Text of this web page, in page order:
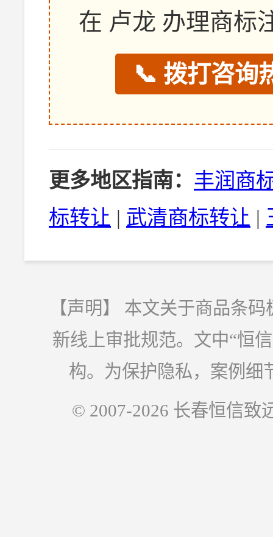
在 卢龙 办理商标
📞 拨打咨询
更多地区指南： 丰润商
标转让 | 武清商标转让 |
【声明】 本文关于商品条
新线上审批规范。文中“恒
构。为保护隐私，案例细
© 2007-2026 长春恒信致